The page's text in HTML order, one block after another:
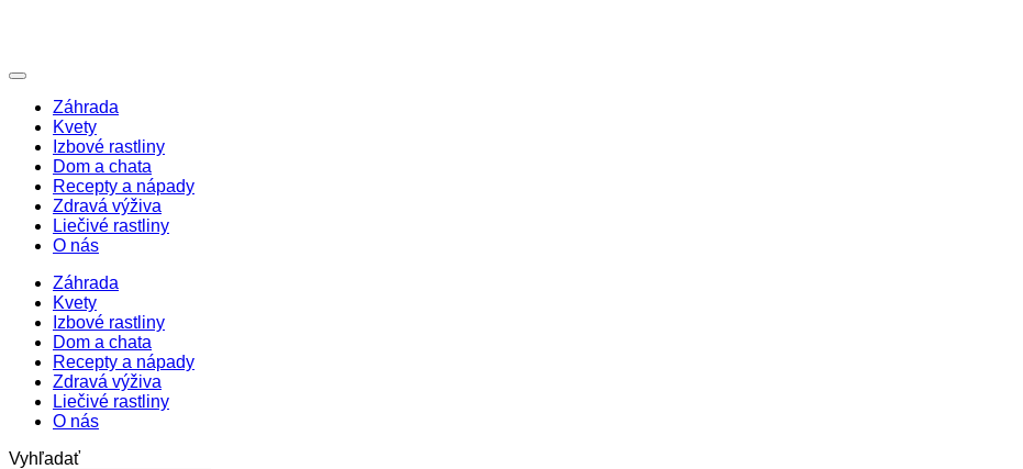
Záhrada
Kvety
Izbové rastliny
Dom a chata
Recepty a nápady
Zdravá výživa
Liečivé rastliny
O nás
Záhrada
Kvety
Izbové rastliny
Dom a chata
Recepty a nápady
Zdravá výživa
Liečivé rastliny
O nás
Vyhľadať